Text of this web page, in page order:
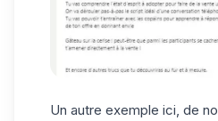
Un autre exemple ici, de